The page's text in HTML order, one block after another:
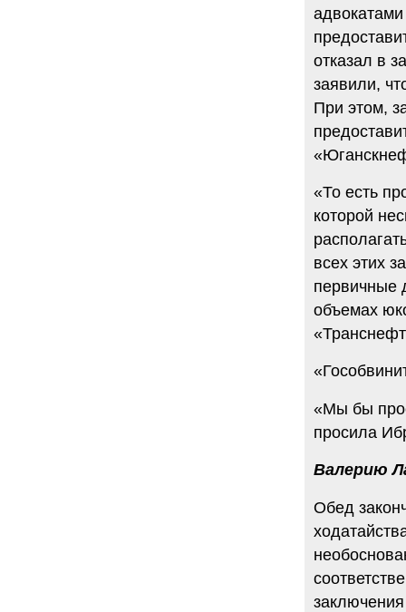
отказал в
заявили,
При этом,
«То есть
которой
всех этих
первичные
объемах
«Мы бы
просила
Валерию
Обед